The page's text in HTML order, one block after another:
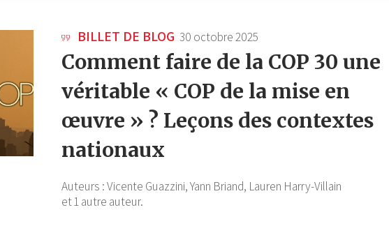
BILLET DE BLOG 30 octobre 2025
Comment faire de la COP 30 une
véritable « COP de la mise en
œuvre » ? Leçons des contextes
nationaux
Auteurs :Vicente Guazzini,Yann Briand, Lauren Harry-Villain
et 1 autre auteur.